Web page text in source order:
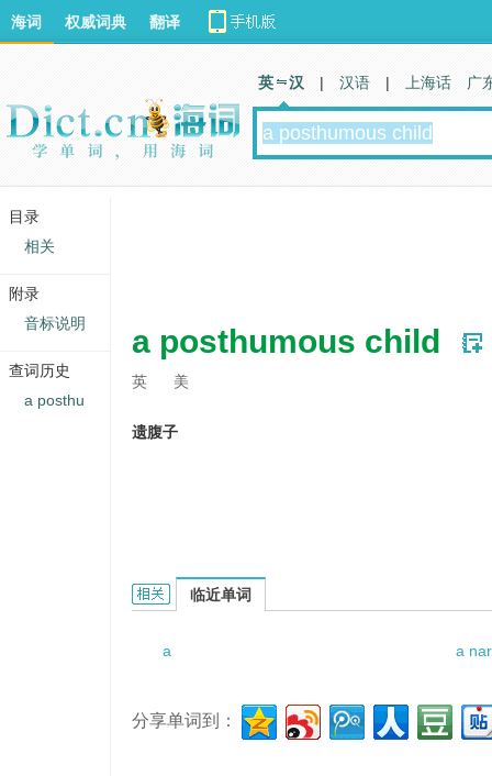
a posthumous child
英 美
遗腹子
a posthumous child的相关资料：
临近单词
a a
分享单词到：
海词 权威词典 翻译
英 汉 | 汉语 | 上海话 广
目录
相关
附录
音标说明
查词历史
a posthu